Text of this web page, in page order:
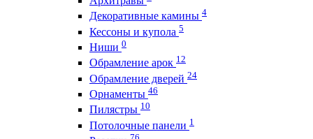
Декоративные камины 4
Кессоны и купола 5
Ниши 0
Обрамление арок 12
Обрамление дверей 24
Орнаменты 46
Пилястры 10
Потолочные панели 1